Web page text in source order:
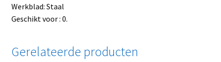
Werkblad: Staal
Geschikt voor : 0.
Gerelateerde producten